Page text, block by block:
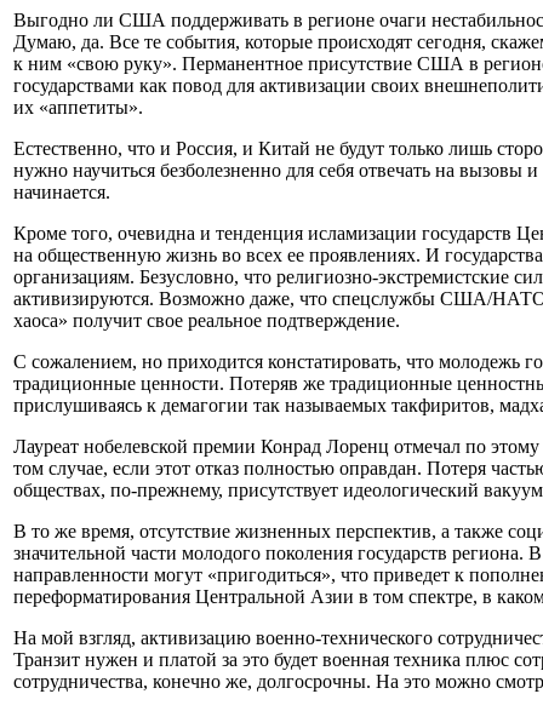
Выгодно ли США поддерживать в регионе очаги
Думаю, да. Все те события, которые происходят сегодня,
к ним «свою руку». Перманентное присутствие США в
государствами как повод для активизации своих
их «аппетиты».
Естественно, что и Россия, и Китай не будут только лишь
нужно научиться безболезненно для себя отвечать на
начинается.
Кроме того, очевидна и тенденция исламизации государств
на общественную жизнь во всех ее проявлениях. И
организациям. Безусловно, что религиозно-экстремистские
активизируются. Возможно даже, что спецслужбы США/НАТО
хаоса» получит свое реальное подтверждение.
С сожалением, но приходится констатировать, что молодежь
традиционные ценности. Потеряв же традиционные
прислушиваясь к демагогии так называемых такфиритов,
Лауреат нобелевской премии Конрад Лоренц отмечал по
том случае, если этот отказ полностью оправдан. Потеря
обществах, по-прежнему, присутствует идеологический
В то же время, отсутствие жизненных перспектив, а также
значительной части молодого поколения государств региона.
направленности могут «пригодиться», что приведет к
переформатирования Центральной Азии в том спектре, в
На мой взгляд, активизацию военно-технического
Транзит нужен и платой за это будет военная техника плюс
сотрудничества, конечно же, долгосрочны. На это можно